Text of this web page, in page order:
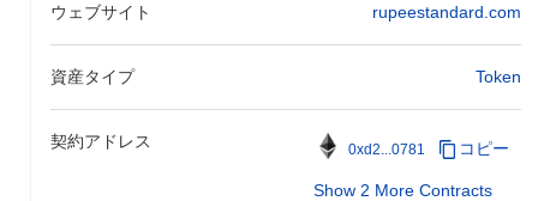
ウェブサイト rupeestandard.com
資産タイプ Token
契約アドレス 0xd2...0781 コピー
Show 2 More Contracts